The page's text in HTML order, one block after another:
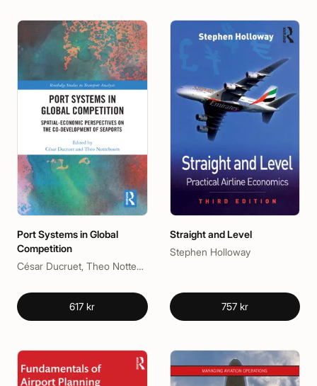
Port Systems in Global
Competition
César Ducruet, Theo Notteboom
617 kr
Straight and Level
Stephen Holloway
757 kr